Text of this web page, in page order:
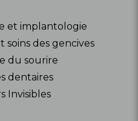
et implantologie
des gencives
du sourire
dentaires
Invisibles